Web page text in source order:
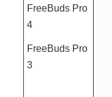
FreeBuds Pro
4
FreeBuds Pro
3